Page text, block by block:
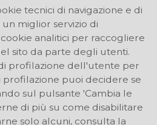
tecnici di navigazione e di
miglior servizio di
analitici per raccogliere
sito da parte degli utenti.
profilazione dell'utente per
profilazione puoi decidere se
sul pulsante 'Cambia le
di più su come disabilitare
solo alcuni, consulta la